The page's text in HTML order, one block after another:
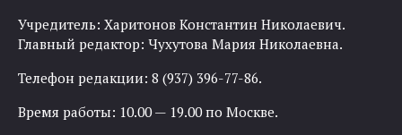
Учредитель: Харитонов Константин Николаевич.
Главный редактор: Чухутова Мария Николаевна.
Телефон редакции: 8 (937) 396-77-86.
Время работы: 10.00 — 19.00 по Москве.